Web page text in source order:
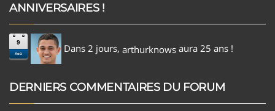
ANNIVERSAIRES !
9
Aoû Dans 2 jours, arthurknows aura 25 ans !
DERNIERS COMMENTAIRES DU FORUM